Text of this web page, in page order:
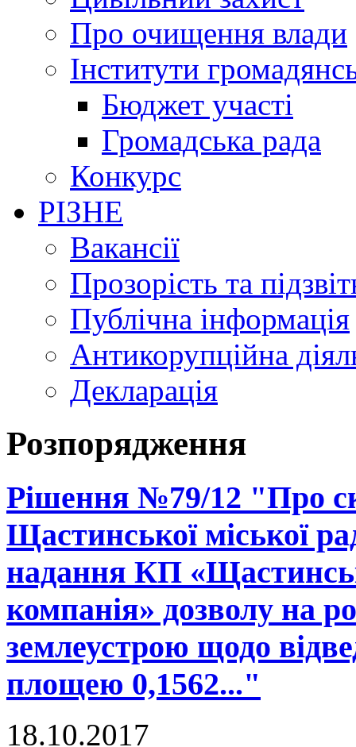
Про очищення влади
Інститути
Бюджет участі
Громадська рада
Конкурс
РІЗНЕ
Вакансії
Прозорість та
Публічна інформація
Антикорупційна
Декларація
Розпорядження
Рішення №79/12 "Про
Щастинської міської
надання КП
компанія» дозволу на
землеустрою щодо
площею 0,1562..."
18.10.2017